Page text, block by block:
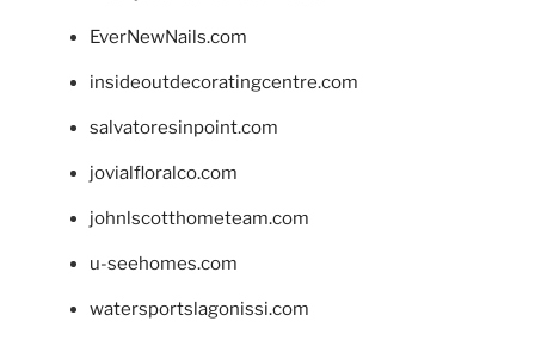
EverNewNails.com
insideoutdecoratingcentre.com
salvatoresinpoint.com
jovialfloralco.com
johnlscotthometeam.com
u-seehomes.com
watersportslagonissi.com